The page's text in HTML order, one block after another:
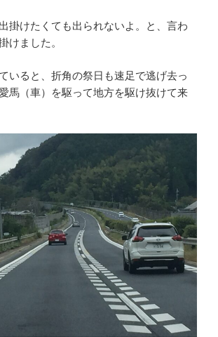
掛けたくても出られないよ。と、言わ
けました。
いると、折角の祭日も速足で逃げ去っ
馬（車）を駆って地方を駆け抜けて来